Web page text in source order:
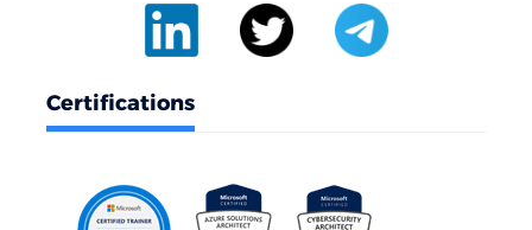
Certifications